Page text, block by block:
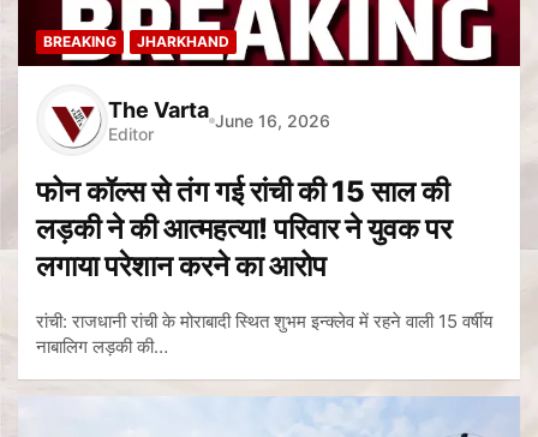
BREAKING JHARKHAND
The Varta
Editor
June 16, 2026
फोन कॉल्स से तंग गई रांची की 15 साल की
लड़की ने की आत्महत्या! परिवार ने युवक पर
लगाया परेशान करने का आरोप
रांची: राजधानी रांची के मोराबादी स्थित शुभम इन्क्लेव में रहने वाली 15 वर्षीय
नाबालिग लड़की की…